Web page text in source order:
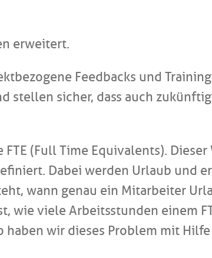
erweitert.
Feedbacks und
stellen sicher, dass auch
(Full Time Equivalents).
Dabei werden Urlaub und
wann genau ein Mitarbeiter
wie viele Arbeitsstunden einem
wir dieses Problem mit